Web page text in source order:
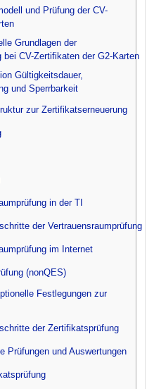
und Prüfung der CV-
Grundlagen der
bei CV-Zertifikaten der G2-Karten
Gültigkeitsdauer,
und Sperrbarkeit
zur Zertifikatserneuerung
in der TI
der Vertrauensraumprüfung
im Internet
(nonQES)
Festlegungen zur
der Zertifikatsprüfung
Prüfungen und Auswertungen